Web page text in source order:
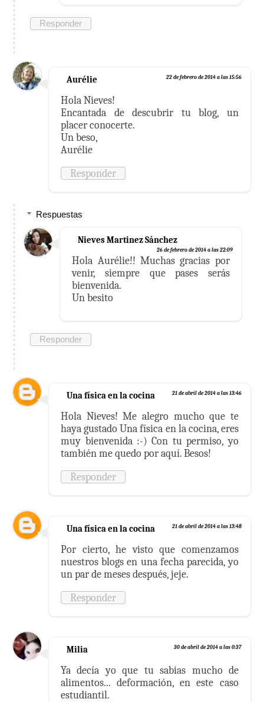
Responder
Aurélie 22 de febrero de 2014 a las 15:56
Hola Nieves!
Encantada de descubrir tu blog, un
placer conocerte.
Un beso,
Aurélie
Responder
Respuestas
Nieves Martinez Sánchez
26 de febrero de 2014 a las 22:09
Hola Aurélie!! Muchas gracias por
venir, siempre que pases serás
bienvenida.
Un besito
Responder
Una física en la cocina 21 de abril de 2014 a las 13:46
Hola Nieves! Me alegro mucho que te
haya gustado Una física en la cocina, eres
muy bienvenida :-) Con tu permiso, yo
también me quedo por aquí. Besos!
Responder
Una física en la cocina 21 de abril de 2014 a las 13:48
Por cierto, he visto que comenzamos
nuestros blogs en una fecha parecida, yo
un par de meses después, jeje.
Responder
Milia 30 de abril de 2014 a las 0:37
Ya decía yo que tu sabias mucho de
alimentos... deformación, en este caso
estudiantil.